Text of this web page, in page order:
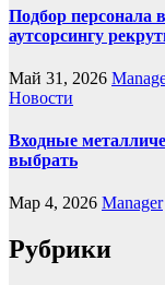
Подбор персонала
аутсорсингу
Май 31, 2026
Новости
Входные
выбрать
Мар 4, 2026 Manager
Рубрики